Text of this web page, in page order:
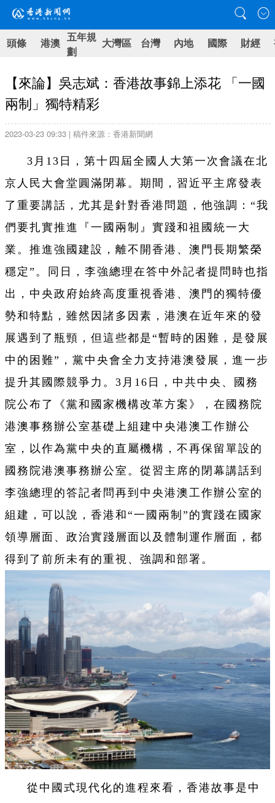
頭條 港澳 五年規
劃
大灣區 台灣 內地 國際 財經
【來論】吳志斌：香港故事錦上添花 「一國
兩制」獨特精彩
2023-03-23 09:33 | 稿件來源：香港新聞網
3月13日，第十四屆全國人大第一次會議在北
京人民大會堂圓滿閉幕。期間，習近平主席發表
了重要講話，尤其是針對香港問題，他強調：“我
們要扎實推進『一國兩制』實踐和祖國統一大
業。推進強國建設，離不開香港、澳門長期繁榮
穩定”。同日，李強總理在答中外記者提問時也指
出，中央政府始終高度重視香港、澳門的獨特優
勢和特點，雖然因諸多因素，港澳在近年來的發
展遇到了瓶頸，但這些都是“暫時的困難，是發展
中的困難”，黨中央會全力支持港澳發展，進一步
提升其國際競爭力。3月16日，中共中央、國務
院公布了《黨和國家機構改革方案》，在國務院
港澳事務辦公室基礎上組建中央港澳工作辦公
室，以作為黨中央的直屬機構，不再保留單設的
國務院港澳事務辦公室。從習主席的閉幕講話到
李強總理的答記者問再到中央港澳工作辦公室的
組建，可以說，香港和“一國兩制”的實踐在國家
領導層面、政治實踐層面以及體制運作層面，都
得到了前所未有的重視、強調和部署。
從中國式現代化的進程來看，香港故事是中